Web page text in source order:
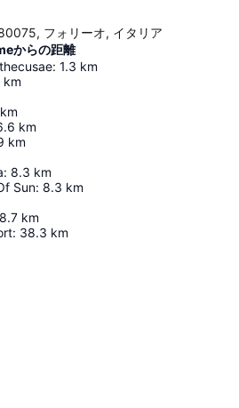
フォリーオ, イタリア
からの距離
: 1.3 km
km
km
km
km
: 8.3 km
Sun: 8.3 km
km
: 38.3 km